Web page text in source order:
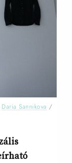
Daria Sannikova /